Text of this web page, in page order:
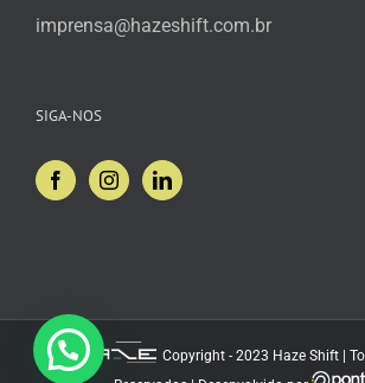
imprensa@hazeshift.com.br
SIGA-NOS
Copyright - 2023 Haze Shift |
Vamos conversar?